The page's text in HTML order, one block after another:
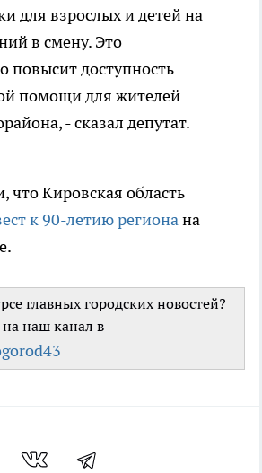
для взрослых и детей на
в смену. Это
повысит доступность
помощи для жителей
- сказал депутат.
что Кировская область
к 90-летию регионана
главных городских новостей?
наш канал в